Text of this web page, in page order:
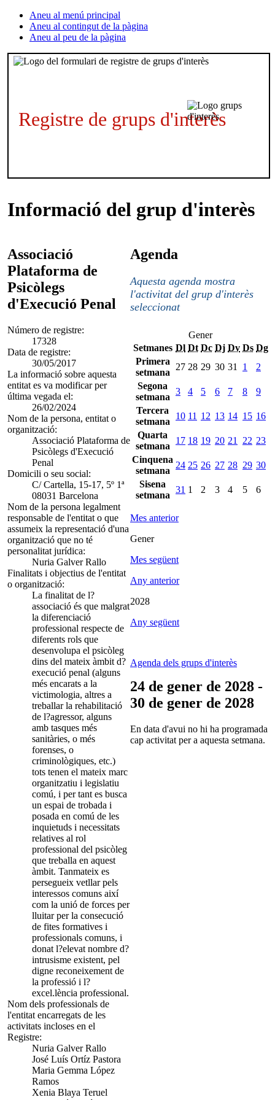
Aneu al menú principal
Aneu al contingut de la pàgina
Aneu al peu de la pàgina
Registre de grups d'interès
Informació del grup d'interès
Associació
Plataforma de
Psicòlegs
d'Execució Penal
Número de registre:
17328
Data de registre:
30/05/2017
La informació sobre aquesta
entitat es va modificar per
última vegada el:
26/02/2024
Nom de la persona, entitat o
organització:
Associació Plataforma de
Psicòlegs d'Execució
Penal
Domicili o seu social:
C/ Cartella, 15-17, 5º 1ª
08031 Barcelona
Nom de la persona legalment
responsable de l'entitat o que
assumeix la representació d'una
organització que no té
personalitat jurídica:
Nuria Galver Rallo
Finalitats i objectius de l'entitat
o organització:
La finalitat de l?
associació és que malgrat
la diferenciació
professional respecte de
diferents rols que
desenvolupa el psicòleg
dins del mateix àmbit d?
execució penal (alguns
més encarats a la
victimologia, altres a
treballar la rehabilitació
de l?agressor, alguns
amb tasques més
sanitàries, o més
forenses, o
criminològiques, etc.)
tots tenen el mateix marc
organitzatiu i legislatiu
comú, i per tant es busca
un espai de trobada i
posada en comú de les
inquietuds i necessitats
relatives al rol
professional del psicòleg
que treballa en aquest
àmbit. Tanmateix es
persegueix vetllar pels
interessos comuns així
com la unió de forces per
lluitar per la consecució
de fites formatives i
professionals comuns, i
donat l?elevat nombre d?
intrusisme existent, pel
digne reconeixement de
la professió i l?
excel.lència professional.
Nom dels professionals de
l'entitat encarregats de les
activitats incloses en el
Registre:
Nuria Galver Rallo
José Luís Ortíz Pastora
Maria Gemma López
Ramos
Xenia Blaya Teruel
Agenda
Aquesta agenda mostra
l'activitat del grup d'interès
seleccionat
Gener
Setmanes Dl Dt Dc Dj Dv Ds Dg
Primera
setmana
27 28 29 30 31 1
2
Segona
setmana
3 4 5 6 7 8
9
Tercera
setmana
10 11 12 13 14 15 16
Quarta
setmana
17 18 19 20 21 22 23
Cinquena
setmana
24 25 26 27 28 29 30
Sisena
setmana
31 1 2 3 4 5 6
Mes anterior
Gener
Mes següent
Any anterior
2028
Any següent
Agenda dels grups d'interès
24 de gener de 2028 -
30 de gener de 2028
En data d'avui no hi ha programada
cap activitat per a aquesta setmana.